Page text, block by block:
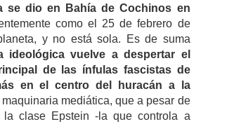
se dio en Bahía de Cochinos en
como el 25 de febrero de
y no está sola. Es de suma
ideológica vuelve a despertar el
de las ínfulas fascistas de
en el centro del huracán a la
mediática, que a pesar de
clase Epstein -la que controla a